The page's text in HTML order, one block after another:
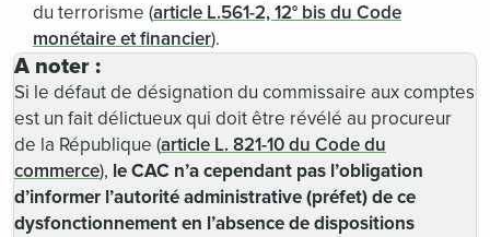
du terrorisme (article L.561-2, 12° bis du Code
monétaire et financier).
A noter :
Si le défaut de désignation du commissaire aux comptes
est un fait délictueux qui doit être révélé au procureur
de la République (article L. 821-10 du Code du
commerce), le CAC n’a cependant pas l’obligation
d’informer l’autorité administrative (préfet) de ce
dysfonctionnement en l’absence de dispositions